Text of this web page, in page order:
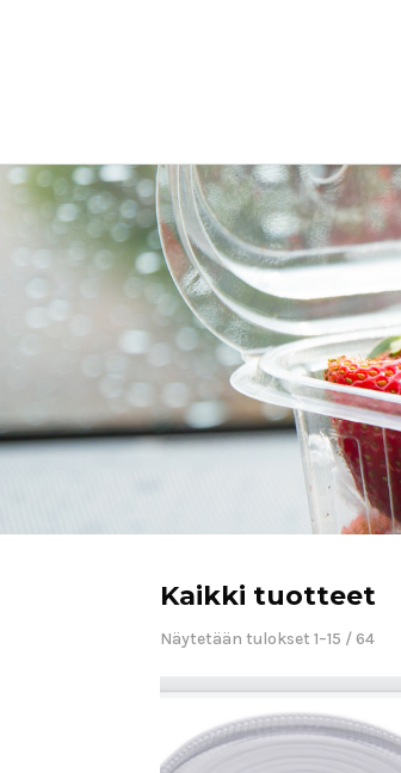
Kaikki tuotteet
Näytetään tulokset 1–15 / 64